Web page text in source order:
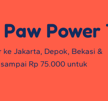
Jakarta, Depok, Bekasi &
Rp 75.000 untuk